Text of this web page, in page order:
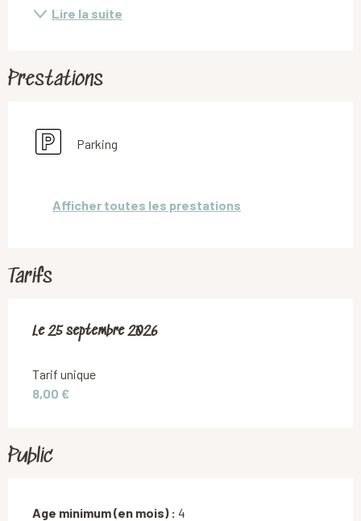
Lire la suite
Prestations
Parking
Afficher toutes les prestations
Tarifs
Le25 septembre 2026
Le25 septembre 2026
Tarif unique
8,00 €
Public
Age minimum (en mois) : 4